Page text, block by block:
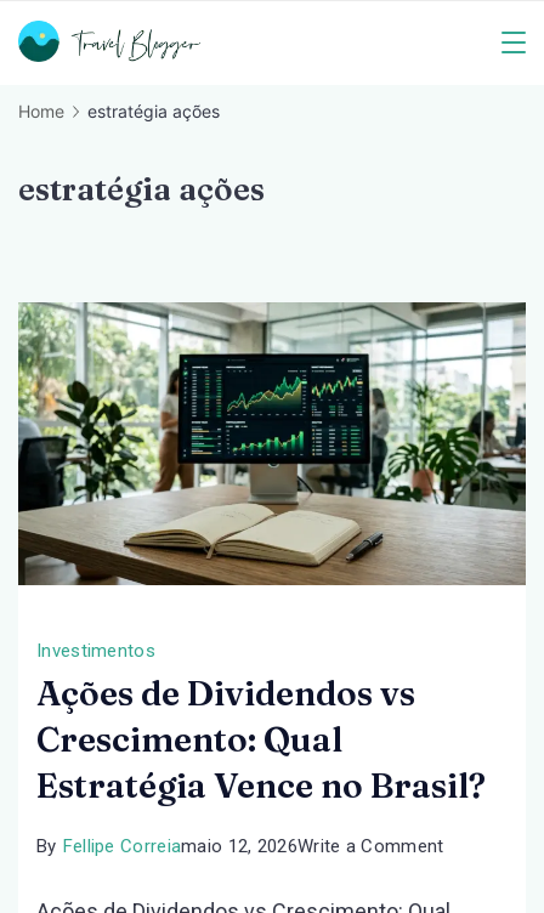
Skip
Blogger
Home estratégia ações
estratégia ações
Investimentos
Ações de Dividendos vs
Crescimento: Qual
Estratégia Vence no Brasil?
By Fellipe Correiamaio 12, 2026Write a Commenton